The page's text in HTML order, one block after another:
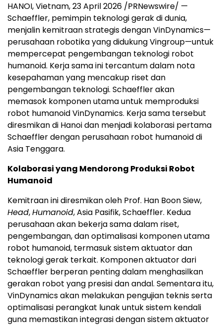
HANOI, Vietnam, 23 April 2026 /PRNewswire/ —
Schaeffler, pemimpin teknologi gerak di dunia,
menjalin kemitraan strategis dengan VinDynamics—
perusahaan robotika yang didukung Vingroup—untuk
mempercepat pengembangan teknologi robot
humanoid. Kerja sama ini tercantum dalam nota
kesepahaman yang mencakup riset dan
pengembangan teknologi. Schaeffler akan
memasok komponen utama untuk memproduksi
robot humanoid VinDynamics. Kerja sama tersebut
diresmikan di Hanoi dan menjadi kolaborasi pertama
Schaeffler dengan perusahaan robot humanoid di
Asia Tenggara.
Kolaborasi yang Mendorong Produksi Robot
Humanoid
Kemitraan ini diresmikan oleh Prof. Han Boon Siew,
Head,Humanoid, Asia Pasifik, Schaeffler. Kedua
perusahaan akan bekerja sama dalam riset,
pengembangan, dan optimalisasi komponen utama
robot humanoid, termasuk sistem aktuator dan
teknologi gerak terkait. Komponen aktuator dari
Schaeffler berperan penting dalam menghasilkan
gerakan robot yang presisi dan andal. Sementara itu,
VinDynamics akan melakukan pengujian teknis serta
optimalisasi perangkat lunak untuk sistem kendali
guna memastikan integrasi dengan sistem aktuator